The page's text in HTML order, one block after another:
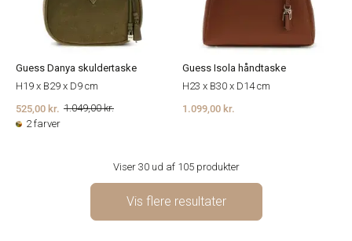
Guess Danya skuldertaske
H19 x B29 x D9 cm
1.049,00 kr.
525,00 kr.
2 farver
Guess Isola håndtaske
H23 x B30 x D14 cm
1.099,00 kr.
Viser 30 ud af 105 produkter
Vis flere resultater